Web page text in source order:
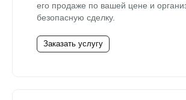
его продаже по вашей цене и
безопасную сделку.
Заказать услугу